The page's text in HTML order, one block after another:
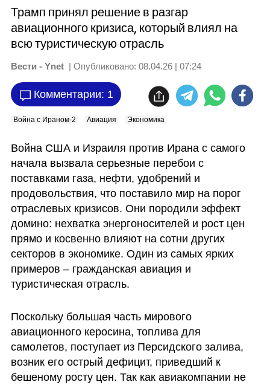
Трамп принял решение в разгар
авиационного кризиса, который влиял на
всю туристическую отрасль
Вести - Ynet | Опубликовано: 08.04.26 | 07:24
Комментарии: 1
Война с Ираном-2 Авиация Экономика
Война США и Израиля против Ирана с самого
начала вызвала серьезные перебои с
поставками газа, нефти, удобрений и
продовольствия, что поставило мир на порог
отраслевых кризисов. Они породили эффект
домино: нехватка энергоносителей и рост цен
прямо и косвенно влияют на сотни других
секторов в экономике. Один из самых ярких
примеров – гражданская авиация и
туристическая отрасль.
Поскольку большая часть мирового
авиационного керосина, топлива для
самолетов, поступает из Персидского залива,
возник его острый дефицит, приведший к
бешеному росту цен. Так как авиакомпании не